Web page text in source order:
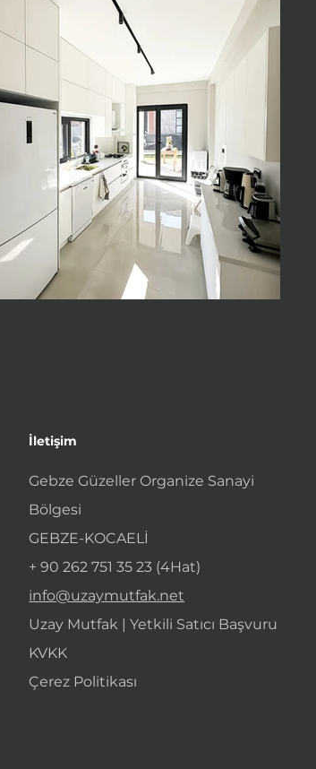
İletişim
Gebze Güzeller Organize Sanayi
Bölgesi
GEBZE-KOCAELİ
+ 90 262 751 35 23 (4Hat)
info@uzaymutfak.net
Uzay Mutfak | Yetkili Satıcı Başvuru
KVKK
Çerez Politikası